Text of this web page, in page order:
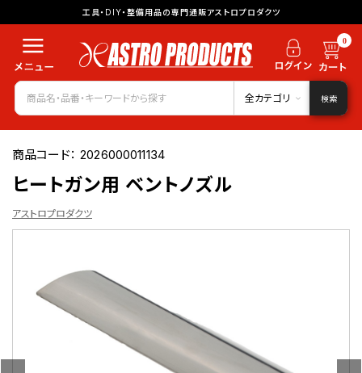
工具・DIY・整備用品の専門通販アストロプロダクツ
0
全カテゴリ 検索
商品コード：2026000011134
ヒートガン用 ベントノズル
アストロプロダクツ